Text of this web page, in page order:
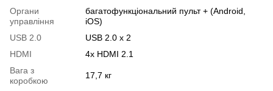
Органи
управління
багатофункціональний пульт + (Android,
iOS)
USB 2.0
USB 2.0 х 2
HDMI
4x HDMI 2.1
Вага з
коробкою
17,7 кг